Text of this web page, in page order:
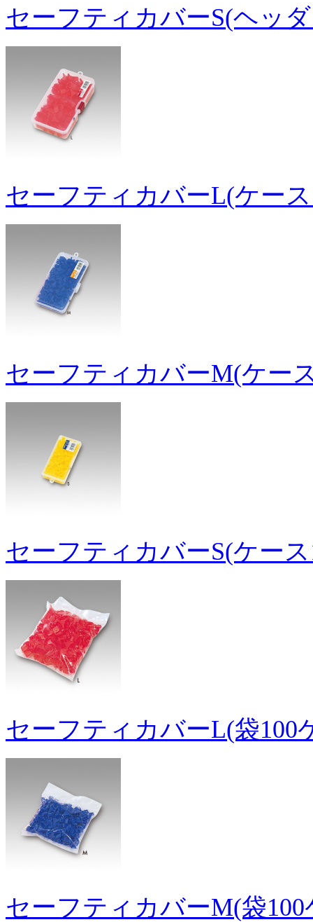
セーフティカバーS(ヘッ
セーフティカバーL(ケー
セーフティカバーM(ケー
セーフティカバーS(ケー
セーフティカバーL(袋100
セーフティカバーM(袋100